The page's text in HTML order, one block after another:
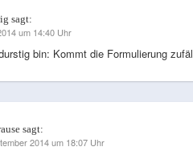
sagt:
um 14:40 Uhr
bin: Kommt die Formulierung
sagt:
2014 um 18:07 Uhr